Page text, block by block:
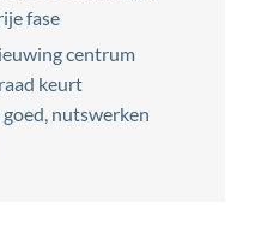
fase
centrum
keurt
nutswerken